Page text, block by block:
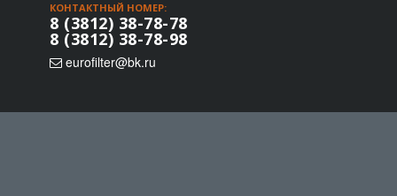
КОНТАКТНЫЙ НОМЕР:
8 (3812) 38-78-78
8 (3812) 38-78-98
eurofilter@bk.ru